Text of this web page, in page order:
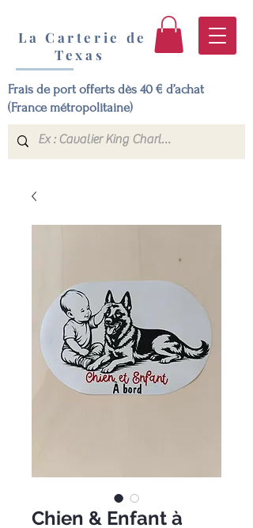
La Carterie de
Texas
Frais de port offerts dès 40 € d’achat
(France métropolitaine)
Chien & Enfant à